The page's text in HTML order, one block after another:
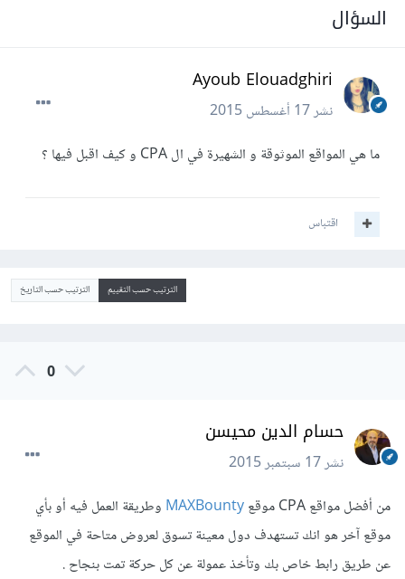
السؤال
Ayoub Elouadghiri
نشر17 أغسطس 2015
ما هي المواقع الموثوقة و الشهيرة في ال CPA و كيف اقبل فيها ؟
اقتباس
الترتيب حسب التقييم الترتيب حسب التاريخ
0
حسام الدين محيسن
نشر17 سبتمبر 2015
من أفضل مواقع CPA موقع
MAXBountyوطريقة العمل فيه أو بأي
موقع آخر هو انك تستهدف دول معينة تسوق لعروض متاحة في الموقع
عن طريق رابط خاص بك وتأخذ عمولة عن كل حركة تمت بنجاح .